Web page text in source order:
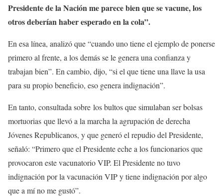
Presidente de la Nación me parece bien que se vacune, los
otros deberían haber esperado en la cola”.
En esa línea, analizó que “cuando uno tiene el ejemplo de ponerse
primero al frente, a los demás se le genera una confianza y
trabajan bien”. En cambio, dijo, “si el que tiene una llave la usa
para su propio beneficio, eso genera indignación”.
En tanto, consultada sobre los bultos que simulaban ser bolsas
mortuorias que llevó a la marcha la agrupación de derecha
Jóvenes Republicanos, y que generó el repudio del Presidente,
señaló: “Primero que el Presidente eche a los funcionarios que
provocaron este vacunatorio VIP. El Presidente no tuvo
indignación por la vacunación VIP y tiene indignación por algo
que a mí no me gustó”.